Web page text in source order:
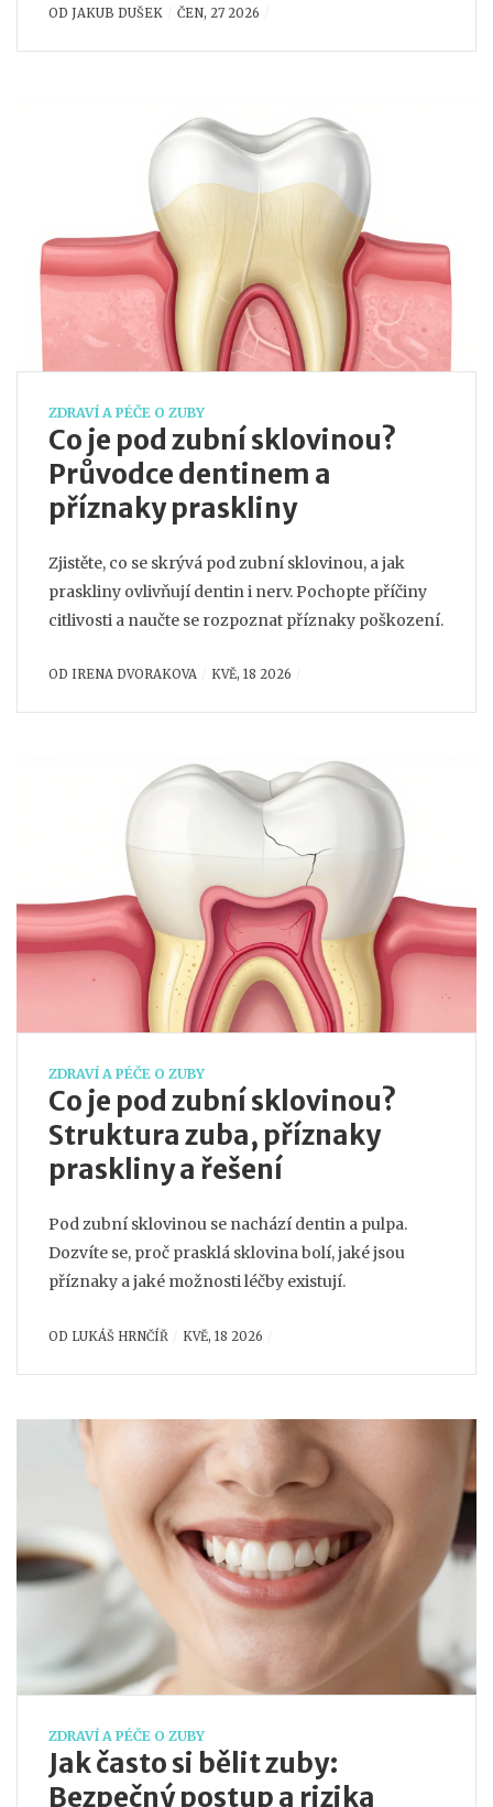
OD JAKUB DUŠEK ČEN, 27 2026
ZDRAVÍ A PÉČE O ZUBY
Co je pod zubní sklovinou?
Průvodce dentinem a
příznaky praskliny
Zjistěte, co se skrývá pod zubní sklovinou, a jak
praskliny ovlivňují dentin i nerv. Pochopte příčiny
citlivosti a naučte se rozpoznat příznaky poškození.
OD IRENA DVORAKOVA KVĚ, 18 2026
ZDRAVÍ A PÉČE O ZUBY
Co je pod zubní sklovinou?
Struktura zuba, příznaky
praskliny a řešení
Pod zubní sklovinou se nachází dentin a pulpa.
Dozvíte se, proč prasklá sklovina bolí, jaké jsou
příznaky a jaké možnosti léčby existují.
OD LUKÁŠ HRNČÍŘ KVĚ, 18 2026
ZDRAVÍ A PÉČE O ZUBY
Jak často si bělit zuby:
Bezpečný postup a rizika